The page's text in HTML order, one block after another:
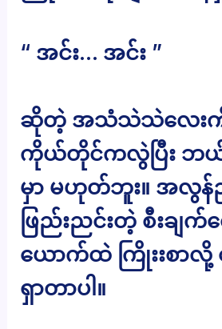
“ အင်း… အင်း ”
ဆိုတဲ့ အသံသဲသဲလေး
ကိုယ်တိုင်ကလွဲပြီး ဘယ်
မှာ မဟုတ်ဘူး။ အလွန်
ဖြည်းညင်းတဲ့ စီးချ
ယောက်ထဲ ကြိုးးစာလို့
ရှာတာပါ။